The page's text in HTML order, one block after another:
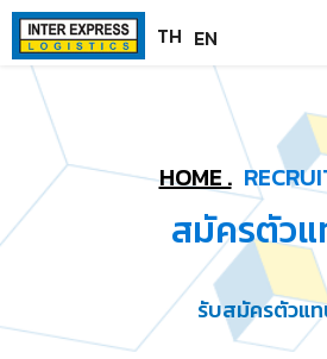
Paste this code as high in the of the
TH EN
HOME .
สมัครตัว
รับสมัครตัวแ